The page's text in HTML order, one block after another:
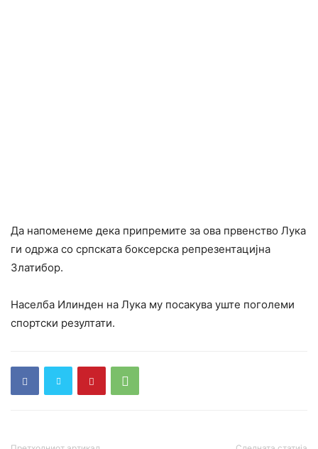
Да напоменеме дека припремите за ова првенство Лука
ги одржа со српската боксерска репрезентацијна
Златибор.
Населба Илинден на Лука му посакува уште поголеми
спортски резултати.